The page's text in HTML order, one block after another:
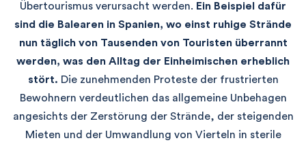
Übertourismus verursacht werden. Ein Beispiel dafür
sind die Balearen in Spanien, wo einst ruhige Strände
nun täglich von Tausenden von Touristen überrannt
werden, was den Alltag der Einheimischen erheblich
stört. Die zunehmenden Proteste der frustrierten
Bewohnern verdeutlichen das allgemeine Unbehagen
angesichts der Zerstörung der Strände, der steigenden
Mieten und der Umwandlung von Vierteln in sterile